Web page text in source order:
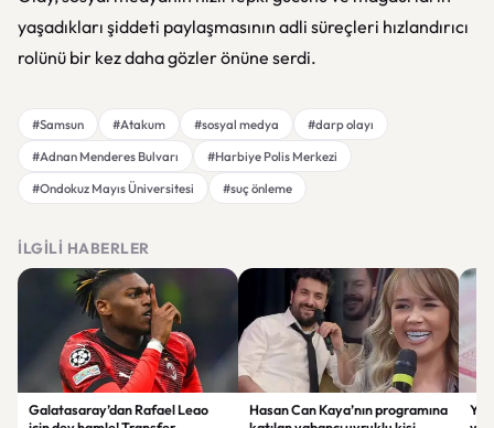
yaşadıkları şiddeti paylaşmasının adli süreçleri hızlandırıcı
rolünü bir kez daha gözler önüne serdi.
#Samsun #Atakum #sosyal medya
#darp olayı
#Adnan Menderes Bulvarı
#Harbiye Polis Merkezi
#Ondokuz Mayıs Üniversitesi
#suç önleme
İLGILI HABERLER
Galatasaray’dan Rafael Leao
Hasan Can Kaya’nın programına